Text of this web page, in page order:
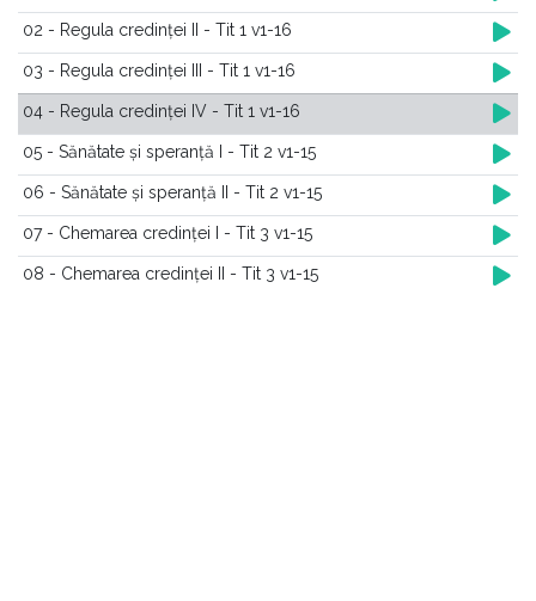
02 - Regula credinței II - Tit 1 v1-16
03 - Regula credinței III - Tit 1 v1-16
04 - Regula credinței IV - Tit 1 v1-16
05 - Sănătate și speranță I - Tit 2 v1-15
06 - Sănătate și speranță II - Tit 2 v1-15
07 - Chemarea credinței I - Tit 3 v1-15
08 - Chemarea credinței II - Tit 3 v1-15